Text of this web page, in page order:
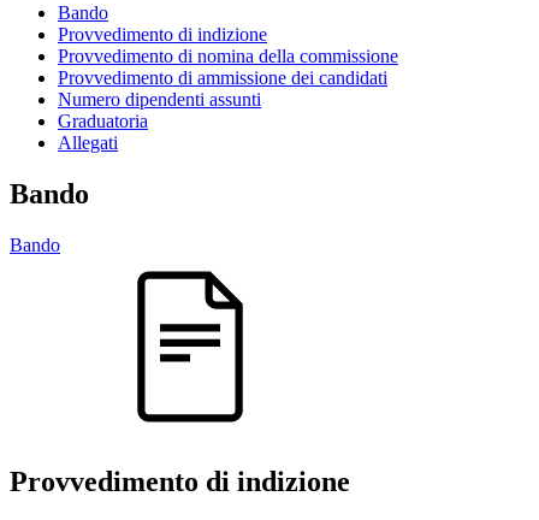
Bando
Provvedimento di indizione
Provvedimento di nomina della commissione
Provvedimento di ammissione dei candidati
Numero dipendenti assunti
Graduatoria
Allegati
Bando
Bando
Provvedimento di indizione